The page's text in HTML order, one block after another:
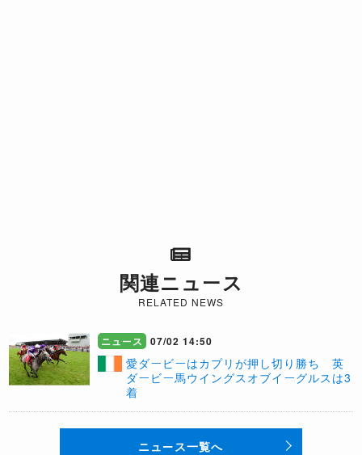
関連ニュース
RELATED NEWS
ニュース 07/02 14:50
愛ダービーはカプリが押し切り勝ち 英
ダービー馬ウイングスオブイーグルスは3
着
ニュース一覧へ